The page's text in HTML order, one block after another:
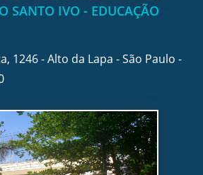
SANTO IVO - EDUCAÇÃO
1246 - Alto da Lapa - São Paulo -